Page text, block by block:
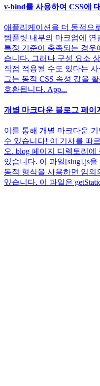
v-bind를 사용하여 CSS에
애플리케이션을 더 동적으
템플릿 내부의 마크업에 연
특정 기준이 충족되는 경우
습니다. 그러나 구성 요소
직접 적용될 수도 있다는
그는 동적 CSS 속성 값을
호환됩니다. App...
개별 마크다운 블로그 페이
이를 통해 개별 마크다운
수 있습니다! 이 기사를 따
오. blog 페이지 디렉토리
있습니다. 이 파일[slug].js을
동적 형식을 사용하면 임의
있습니다. 이 파일은